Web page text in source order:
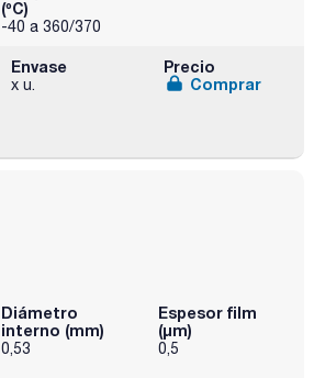
(ºC)
-40 a 360/370
Envase
x u.
Precio
Comprar
Diámetro
interno (mm)
0,53
Espesor film
(µm)
0,5